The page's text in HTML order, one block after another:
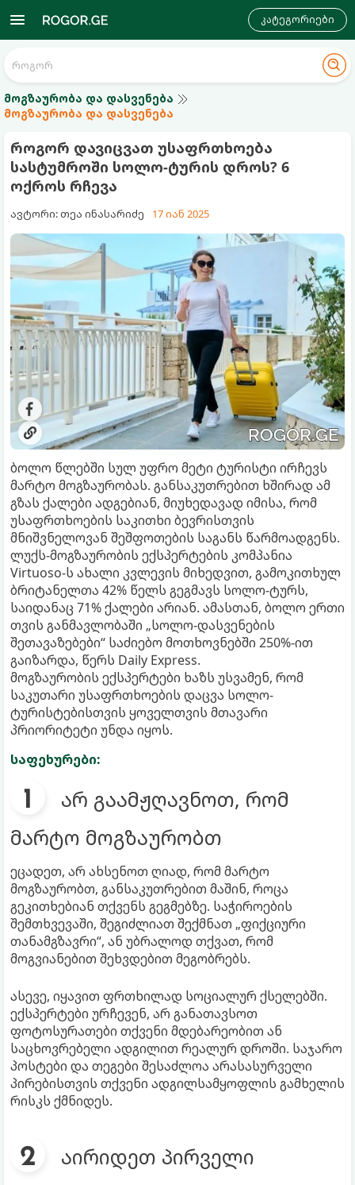
კატეგორიები
მოგზაურობა და დასვენება
მოგზაურობა და დასვენება
როგორ დავიცვათ უსაფრთხოება
სასტუმროში სოლო-ტურის დროს? 6
ოქროს რჩევა
ავტორი: თეა ინასარიძე 17 იან 2025
ბოლო წლებში სულ უფრო მეტი ტურისტი ირჩევს
მარტო მოგზაურობას. განსაკუთრებით ხშირად ამ
გზას ქალები ადგებიან, მიუხედავად იმისა, რომ
უსაფრთხოების საკითხი ბევრისთვის
მნიშვნელოვან შეშფოთების საგანს წარმოადგენს.
ლუქს-მოგზაურობის ექსპერტების კომპანია
Virtuoso-ს ახალი კვლევის მიხედვით, გამოკითხულ
ბრიტანელთა 42% წელს გეგმავს სოლო-ტურს,
საიდანაც 71% ქალები არიან. ამასთან, ბოლო ერთი
თვის განმავლობაში „სოლო-დასვენების
შეთავაზებები“ საძიებო მოთხოვნებში 250%-ით
გაიზარდა, წერს Daily Express.
მოგზაურობის ექსპერტები ხაზს უსვამენ, რომ
საკუთარი უსაფრთხოების დაცვა სოლო-
ტურისტებისთვის ყოველთვის მთავარი
პრიორიტეტი უნდა იყოს.
საფეხურები:
არ გაამჟღავნოთ, რომ
მარტო მოგზაურობთ
ეცადეთ, არ ახსენოთ ღიად, რომ მარტო
მოგზაურობთ, განსაკუთრებით მაშინ, როცა
გეკითხებიან თქვენს გეგმებზე. საჭიროების
შემთხვევაში, შეგიძლიათ შექმნათ „ფიქციური
თანამგზავრი“, ან უბრალოდ თქვათ, რომ
მოგვიანებით შეხვდებით მეგობრებს.
ასევე, იყავით ფრთხილად სოციალურ ქსელებში.
ექსპერტები ურჩევენ, არ განათავსოთ
ფოტოსურათები თქვენი მდებარეობით ან
საცხოვრებელი ადგილით რეალურ დროში. საჯარო
პოსტები და თეგები შესაძლოა არასასურველი
პირებისთვის თქვენი ადგილსამყოფლის გამხელის
რისკს ქმნიდეს.
აირიდეთ პირველი